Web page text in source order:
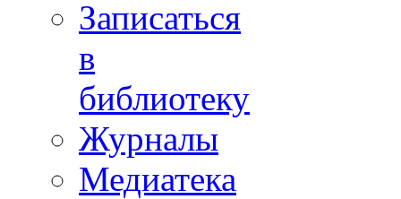
Записаться
в
библиотеку
Журналы
Медиатека